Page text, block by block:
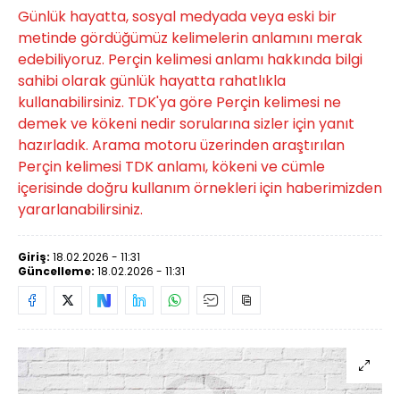
Günlük hayatta, sosyal medyada veya eski bir
metinde gördüğümüz kelimelerin anlamını merak
edebiliyoruz. Perçin kelimesi anlamı hakkında bilgi
sahibi olarak günlük hayatta rahatlıkla
kullanabilirsiniz. TDK'ya göre Perçin kelimesi ne
demek ve kökeni nedir sorularına sizler için yanıt
hazırladık. Arama motoru üzerinden araştırılan
Perçin kelimesi TDK anlamı, kökeni ve cümle
içerisinde doğru kullanım örnekleri için haberimizden
yararlanabilirsiniz.
Giriş: 18.02.2026 - 11:31
Güncelleme: 18.02.2026 - 11:31